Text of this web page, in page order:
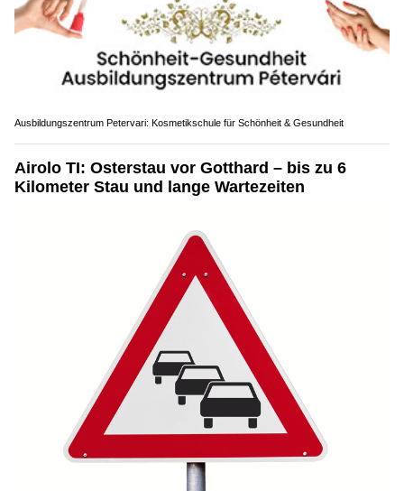
Ausbildungszentrum Petervari: Kosmetikschule für Schönheit & Gesundheit
Airolo TI: Osterstau vor Gotthard – bis zu 6
Kilometer Stau und lange Wartezeiten